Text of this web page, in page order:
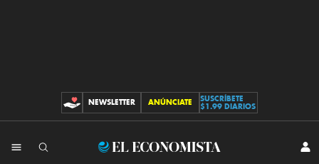
CONTRIBUCIONES
NEWSLETTER ANÚNCIATE
SUSCRÍBETE
$1.99 DIARIOS
El